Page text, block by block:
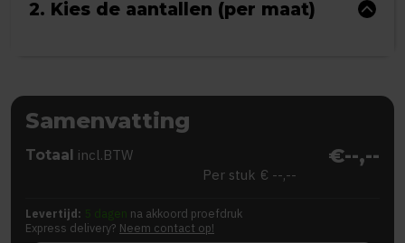
2. Kies de aantallen (per maat)
Samenvatting
Totaal incl.BTW €--,--
Per stuk € --,--
Levertijd: 5 dagen na akkoord proefdruk
Express delivery? Neem contact op!